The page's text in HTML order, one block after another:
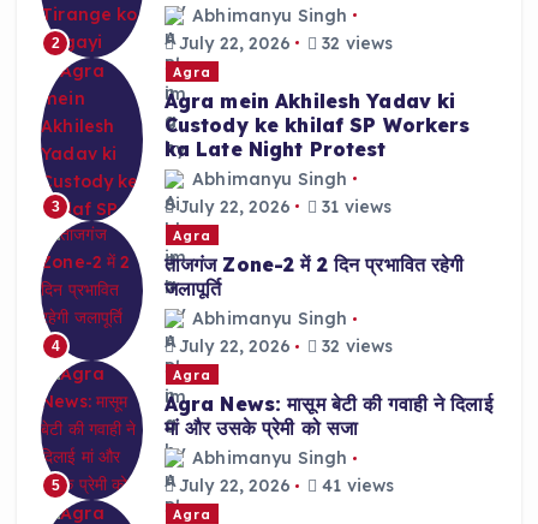
2
Abhimanyu Singh
July 22, 2026
32 views
3
Agra
Agra mein Akhilesh Yadav ki
Custody ke khilaf SP Workers
ka Late Night Protest
Abhimanyu Singh
July 22, 2026
31 views
4
Agra
ताजगंज Zone-2 में 2 दिन प्रभावित रहेगी
जलापूर्ति
Abhimanyu Singh
July 22, 2026
32 views
5
Agra
Agra News: मासूम बेटी की गवाही ने दिलाई
मां और उसके प्रेमी को सजा
Abhimanyu Singh
July 22, 2026
41 views
Agra